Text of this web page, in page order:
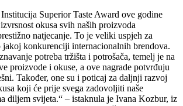
Superior Taste Award ove godine
okusa svih naših proizvoda
natjecanje. To je veliki uspjeh za
konkurenciji internacionalnih brendova.
potreba tržišta i potrošača, temelj je na
proizvode i okuse, a ove nagrade potvrđuju
Također, one su i poticaj za daljnji razvoj
koji će prije svega zadovoljiti naše
diljem svijeta.“ – istaknula je Ivana Kozbur, iz